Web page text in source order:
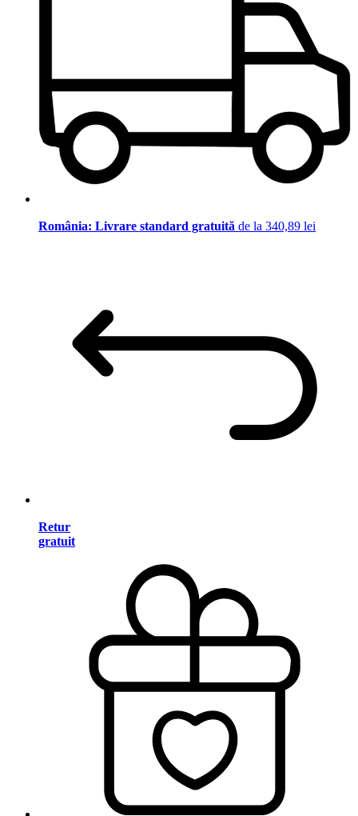
România: Livrare standard gratuită de la 340,89 lei
Retur
gratuit